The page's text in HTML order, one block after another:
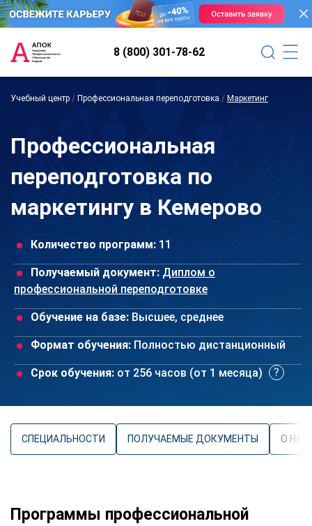
8 (800) 301-78-62
Учебный центр / Профессиональная переподготовка / Маркетинг
Профессиональная
переподготовка по
маркетингу в Кемерово
Количество программ: 11
Получаемый документ: Диплом о
профессиональной переподготовке
Обучение на базе: Высшее, среднее
Формат обучения: Полностью дистанционный
Срок обучения: от 256 часов (от 1 месяца)
СПЕЦИАЛЬНОСТИ ПОЛУЧАЕМЫЕ ДОКУМЕНТЫ О
Программы профессиональной